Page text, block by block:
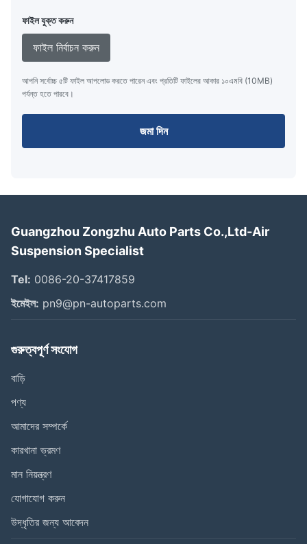
ফাইল যুক্ত করুন
ফাইল নির্বাচন করুন
আপনি সর্বোচ্চ ৫টি ফাইল আপলোড করতে পারেন এবং প্রতিটি ফাইলের আকার ১০এমবি (10MB)
পর্যন্ত হতে পারবে।
জমা দিন
Guangzhou Zongzhu Auto Parts Co.,Ltd-Air
Suspension Specialist
Tel: 0086-20-37417859
ইমেইল: pn9@pn-autoparts.com
গুরুত্বপূর্ণ সংযোগ
বাড়ি
পণ্য
আমাদের সম্পর্কে
কারখানা ভ্রমণ
মান নিয়ন্ত্রণ
যোগাযোগ করুন
উদ্ধৃতির জন্য আবেদন